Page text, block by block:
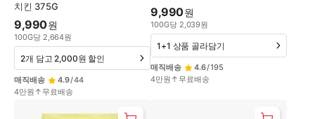
치킨 375G
9,990원
100G당 2,664원
매직배송 4.9/44
4만원↑무료배송
2개 담고 2,000원 할인
9,990원
100G당 2,039원
매직배송 4.6/195
4만원↑무료배송
1+1 상품 골라담기